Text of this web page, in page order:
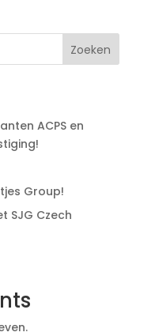
Zoeken
ACPS en
Group!
SJG Czech